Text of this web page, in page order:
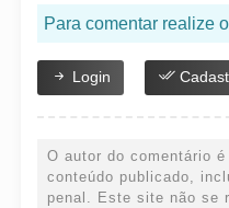
Para comentar realize
Login
O autor do comentário
conteúdo publicado,
penal. Este site não se